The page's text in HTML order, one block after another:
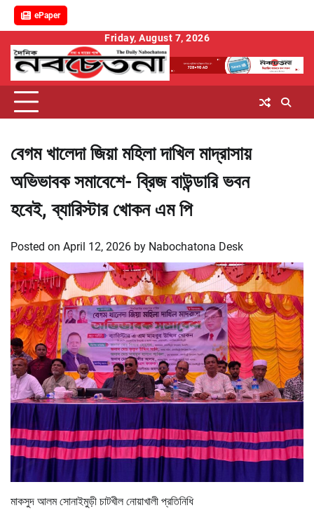
ePaper
content
Friday, August 7, 2026
বেগম খালেদা জিয়া মহিলা দাখিল মাদ্রাসায়
অভিভাবক সমাবেশে- ব্রিজ বাউন্ডারি ভবন
হবেই, ব্যারিস্টার খোকন এম পি
Posted on April 12, 2026 by Nabochatona Desk
মাকসুদ আলম সোনাইমুড়ী চাটখীল নোয়াখালী প্রতিনিধি